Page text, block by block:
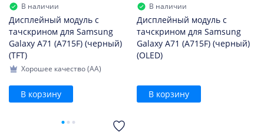
В наличии
Дисплейный модуль с
тачскрином для Samsung
Galaxy A71 (A715F) (черный)
(TFT)
Хорошее качество (AA)
В корзину
В наличии
Дисплейный модуль с
тачскрином для Samsung
Galaxy A71 (A715F) (черный)
(OLED)
В корзину